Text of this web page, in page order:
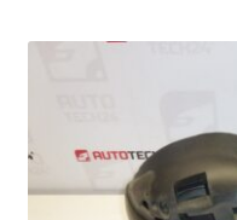
Finalizare comandă